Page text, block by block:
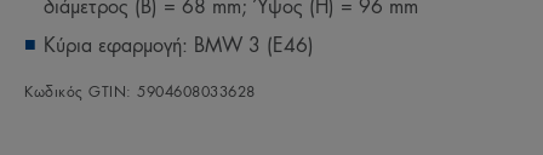
Κύρια εφαρμογή: BMW 3 (E46)
Κωδικός GTIN: 5904608033628